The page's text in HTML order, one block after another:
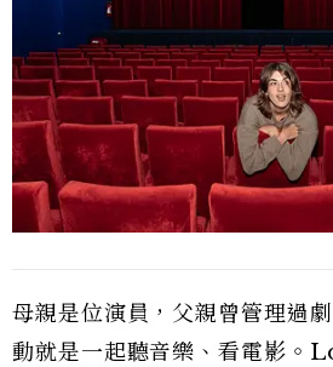
母親是位演員，父親曾管理過
動就是一起聽音樂、看電影。